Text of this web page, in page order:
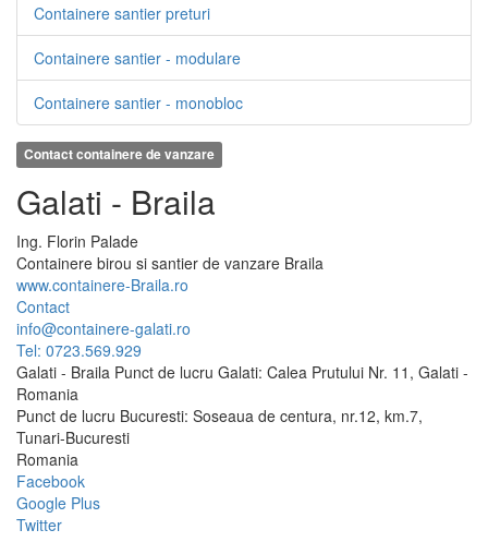
Containere santier preturi
Containere santier - modulare
Containere santier - monobloc
Contact containere de vanzare
Galati - Braila
Ing. Florin Palade
Containere birou si santier de vanzare Braila
www.containere-Braila.ro
Contact
info@containere-galati.ro
Tel: 0723.569.929
Galati - Braila Punct de lucru Galati: Calea Prutului Nr. 11, Galati -
Romania
Punct de lucru Bucuresti: Soseaua de centura, nr.12, km.7,
Tunari-Bucuresti
Romania
Facebook
Google Plus
Twitter